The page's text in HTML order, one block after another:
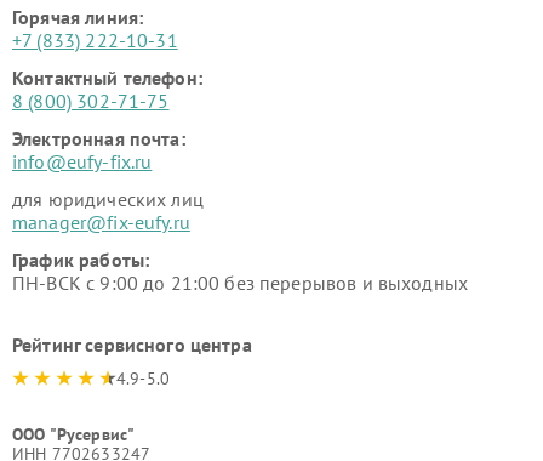
Горячая линия:
+7 (833) 222-10-31
Контактный телефон:
8 (800) 302-71-75
Электронная почта:
info@eufy-fix.ru
для юридических лиц
manager@fix-eufy.ru
График работы:
ПН-ВСК с 9:00 до 21:00 без перерывов и выходных
Рейтинг сервисного центра
4.9-5.0
ООО "Русервис"
ИНН 7702633247